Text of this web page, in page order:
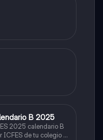
B 2025
2025 calendario B
ICFES de tu colegio y